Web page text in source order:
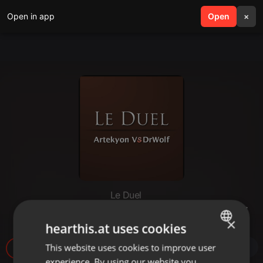
Open in app Open ×
search menu
Le Duel
Le Duel #9 : Artekyon VS DrWolf
ENGLISH
×
hearthis.at uses cookies
This website uses cookies to improve user